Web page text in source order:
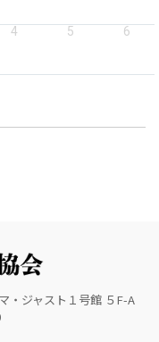
4 5 6
・ジャスト１号館 ５F-A